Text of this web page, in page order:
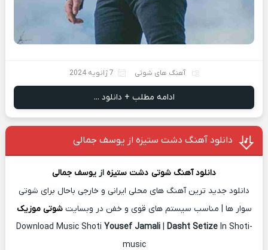
آهنگ های شوتی 7 ژانویه 2024
ادامه مطلب + دانلود ...
دانلود آهنگ دشت ستیزه از یوسف جمالی
دانلود آهنگ شوتی دشت ستیزه از یوسف جمالی
دانلود جدید ترین آهنگ های محلی ایرانی و خارجی باحال برای شوتی
سوار ها | مناسب سیستم های قوی و خفن در وبسایتشوتی موزیک
Download Music Shoti Yousef Jamali| Dasht SetizeIn Shoti-
music